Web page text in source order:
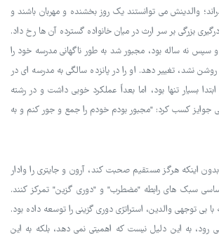
والدینش می توانستند یک روز بخشنده و مهربان باشند و
بزرگی بر سر ارث در میان خانواده گسترده آن ها رخ داد.
سپس نه ساله بود، مجبور شد به طور ناگهانی مدرسه خود را
روشن نشد، تغییر دهد. او را در پانزده سالگی به مدرسه ای در
ابتدا بسیار تنها بود، اما بعداً عملکرد خوبی داشت و در رشته
کسب کرد: "مجبور بودم خودم را جمع و جور کنم و به
اینکه هرگز مستقیم صحبت کند، آرون و جایتری را وادار
سبک های رابطه "مضطرب" و "دوری گزین" تمرکز کنند.
با بی توجهی والدین، استراتژی دوری گزینی را توسعه داده بود.
رود، به این دلیل نیست که اهمیتی نمی دهد، بلکه به این